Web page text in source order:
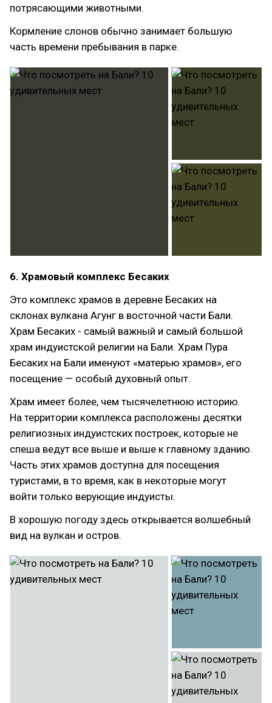
потрясающими животными.
Кормление слонов обычно занимает большую
часть времени пребывания в парке.
6. Храмовый комплекс Бесаких
Это комплекс храмов в деревне Бесаких на
склонах вулкана Агунг в восточной части Бали.
Храм Бесаких - самый важный и самый большой
храм индуистской религии на Бали. Храм Пура
Бесаких на Бали именуют «матерью храмов», его
посещение — особый духовный опыт.
Храм имеет более, чем тысячелетнюю историю.
На территории комплекса расположены десятки
религиозных индуистских построек, которые не
спеша ведут все выше и выше к главному зданию.
Часть этих храмов доступна для посещения
туристами, в то время, как в некоторые могут
войти только верующие индуисты.
В хорошую погоду здесь открывается волшебный
вид на вулкан и остров.